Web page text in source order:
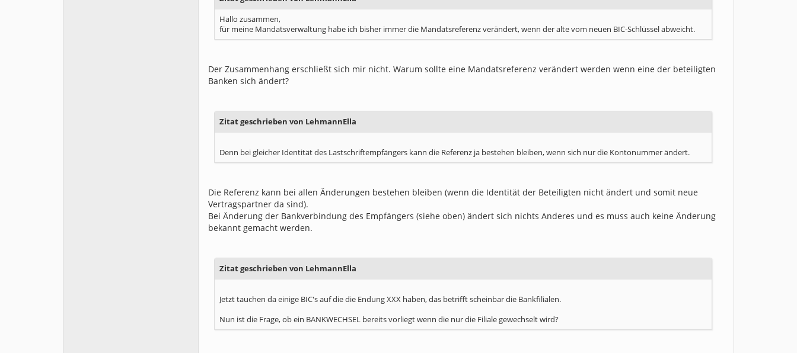
Hallo zusammen,
für meine Mandatsverwaltung habe ich bisher immer die Mandatsreferenz verändert, wenn der alte vom neuen BIC-Schlüssel abweicht.
Der Zusammenhang erschließt sich mir nicht. Warum sollte eine Mandatsreferenz verändert werden wenn eine der beteiligten
Banken sich ändert?
Zitat geschrieben von LehmannElla
Denn bei gleicher Identität des Lastschriftempfängers kann die Referenz ja bestehen bleiben, wenn sich nur die Kontonummer ändert.
Die Referenz kann bei allen Änderungen bestehen bleiben (wenn die Identität der Beteiligten nicht ändert und somit neue
Vertragspartner da sind).
Bei Änderung der Bankverbindung des Empfängers (siehe oben) ändert sich nichts Anderes und es muss auch keine Änderung
bekannt gemacht werden.
Zitat geschrieben von LehmannElla
Jetzt tauchen da einige BIC's auf die die Endung XXX haben, das betrifft scheinbar die Bankfilialen.
Nun ist die Frage, ob ein BANKWECHSEL bereits vorliegt wenn die nur die Filiale gewechselt wird?